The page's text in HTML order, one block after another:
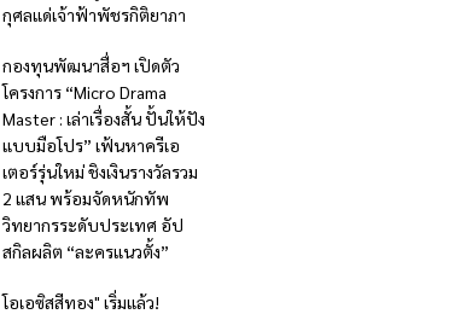
กุศลแด่เจ้าฟ้าพัชรกิติยาภา
กองทุนพัฒนาสื่อฯ เปิดตัว
โครงการ “Micro Drama
Master : เล่าเรื่องสั้น ปั้นให้ปัง
แบบมือโปร” เฟ้นหาครีเอ
เตอร์รุ่นใหม่ ชิงเงินรางวัลรวม
2 แสน พร้อมจัดหนักทัพ
วิทยากรระดับประเทศ อัป
สกิลผลิต “ละครแนวตั้ง”
โอเอซิสสีทอง" เริ่มแล้ว!